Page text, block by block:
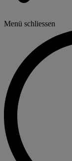
Menü schliessen